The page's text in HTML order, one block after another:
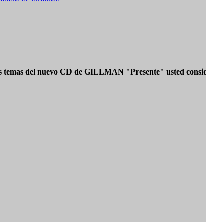
temas del nuevo CD de GILLMAN "Presente" usted